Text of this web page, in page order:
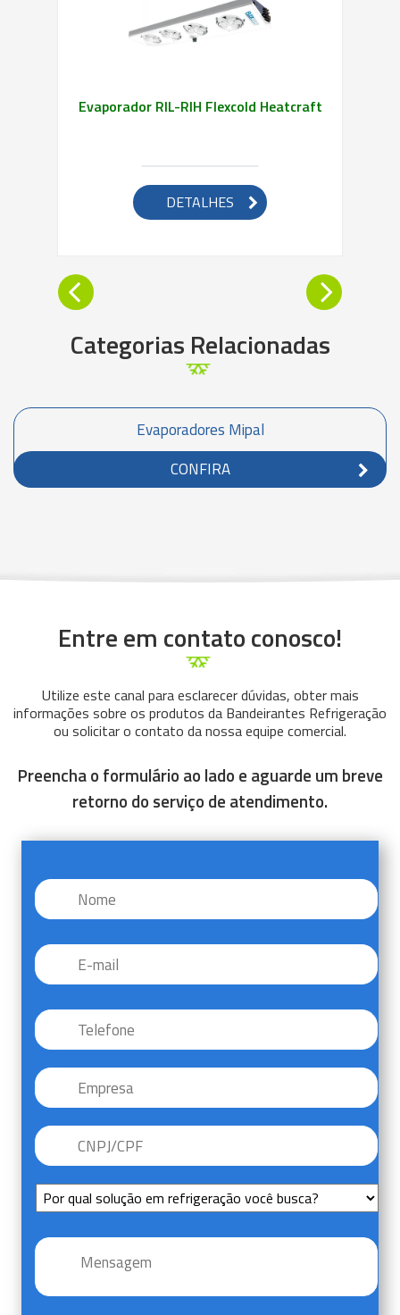
Evaporador RIL-RIH Flexcold Heatcraft
DETALHES
Categorias Relacionadas
Evaporadores Mipal
CONFIRA
Entre em contato conosco!
Utilize este canal para esclarecer dúvidas, obter mais
informações sobre os produtos da Bandeirantes Refrigeração
ou solicitar o contato da nossa equipe comercial.
Preencha o formulário ao lado e aguarde um breve
retorno do serviço de atendimento.
Nome *
E-
mail
Telefone *
Empresa
CNPJ/CPF
Sem
Título
Mensagem *